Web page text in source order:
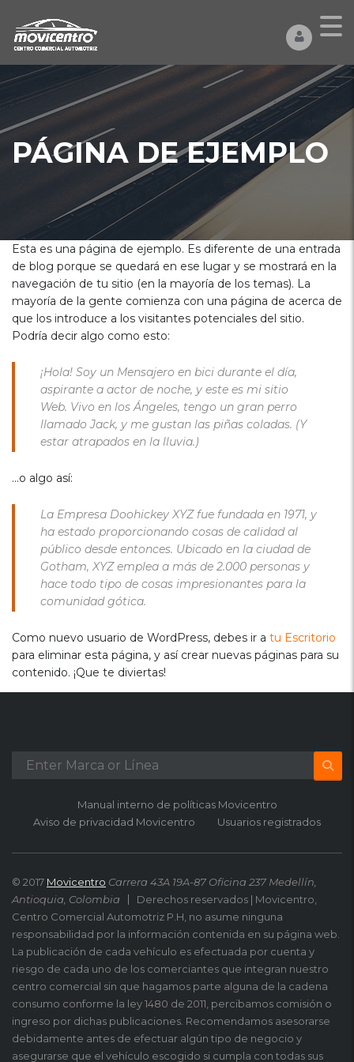
PÁGINA DE EJEMPLO
Esta es una página de ejemplo. Es diferente de una entrada
de blog porque se quedará en ese lugar y se mostrará en la
navegación de tu sitio (en la mayoría de los temas). La
mayoría de la gente comienza con una página de acerca de
que los introduce a los visitantes potenciales del sitio.
Podría decir algo como esto:
¡Hola! Soy un Mensajero en bici durante el día,
aspirante a actor de noche, y este es mi sitio
Web. Vivo en los Ángeles, tengo un gran perro
llamado Jack, y me gustan las piñas coladas. (Y
estar atrapados en la lluvia.)
…o algo así:
La Empresa Doohickey XYZ fue fundada en 1971, y
ha estado proporcionando cosas de calidad al
público desde entonces. Ubicado en la ciudad de
Gotham, XYZ emplea a más de 2.000 personas y
hace todo tipo de cosas impresionantes para la
comunidad gótica.
Como nuevo usuario de WordPress, debes ir a tu Escritorio
para eliminar esta página, y así crear nuevas páginas para su
contenido. ¡Que te diviertas!
Manual interno de políticas Movicentro
Aviso de privacidad Movicentro
Usuarios registrados
© 2017 Movicentro Carrera 43A 19A-87 Oficina 237 Medellín,
Antioquia, Colombia
Derechos reservados | Movicentro,
Centro Comercial Automotriz P.H, no asume ninguna
responsabilidad por la información contenida en su página web.
La publicación de cada vehículo es efectuada por cuenta y
riesgo de cada uno de los comerciantes que integran nuestro
centro comercial sin que hagamos parte alguna de la cadena
consumo conforme la ley 1480 de 2011, percibamos comisión o
ingreso por dichas publicaciones. Recomendamos asesorarse
debidamente antes de efectuar algún tipo de negocio y
asegurarse que el vehículo escogido si cumpla con todas sus